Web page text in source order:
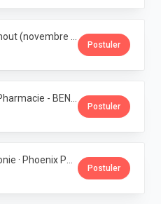
Postuler
Postuler
Postuler